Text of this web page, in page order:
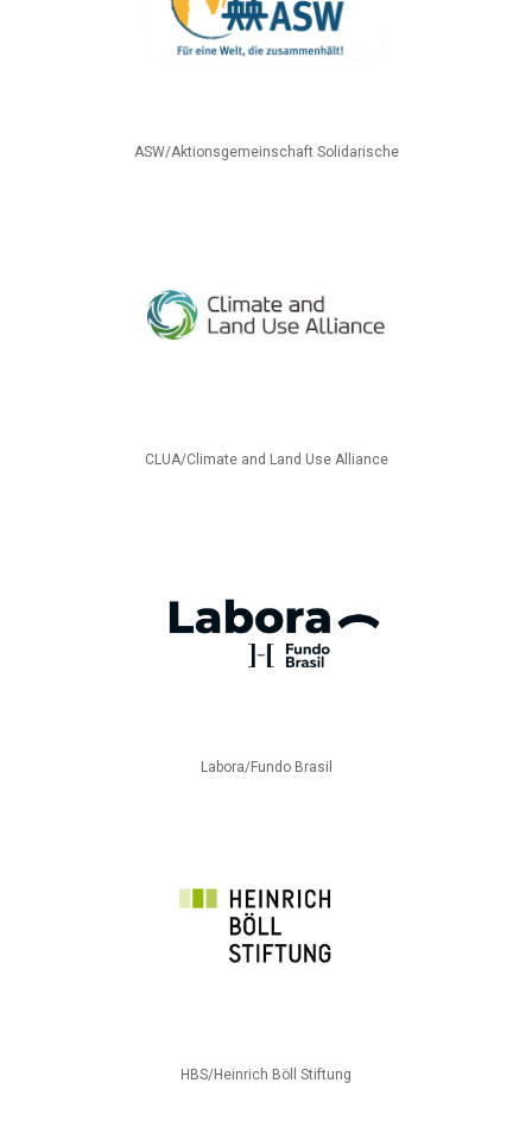
ASW/Aktionsgemeinschaft Solidarische
CLUA/Climate and Land Use Alliance
Labora/Fundo Brasil
HBS/Heinrich Böll Stiftung